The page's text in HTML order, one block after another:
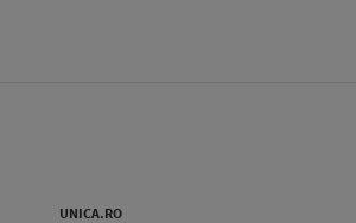
UNICA.RO